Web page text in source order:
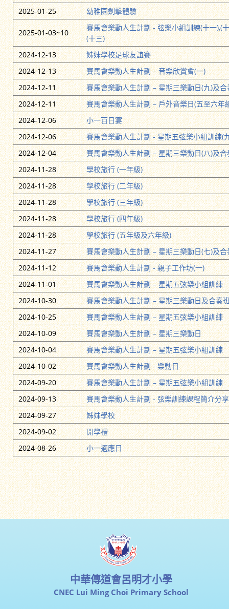
2025-01-25
幼稚園劍擊體驗
2025-01-03~10
賽馬會樂動人生計劃 - 弦樂小組訓練(十一),(
(十三)
2024-12-13
姊妹學校足球友誼賽
2024-12-13
賽馬會樂動人生計劃 – 音樂欣賞會(一)
2024-12-11
賽馬會樂動人生計劃 – 星期三樂動日(九)及合
2024-12-11
賽馬會樂動人生計劃 – 戶外音樂日(五至六年
2024-12-06
小一百日宴
2024-12-06
賽馬會樂動人生計劃 - 星期五弦樂小組訓練(
2024-12-04
賽馬會樂動人生計劃 – 星期三樂動日(八)及合
2024-11-28
學校旅行 (一年級)
2024-11-28
學校旅行 (二年級)
2024-11-28
學校旅行 (三年級)
2024-11-28
學校旅行 (四年級)
2024-11-28
學校旅行 (五年級及六年級)
2024-11-27
賽馬會樂動人生計劃 – 星期三樂動日(七)及合
2024-11-12
賽馬會樂動人生計劃 - 親子工作坊(一)
2024-11-01
賽馬會樂動人生計劃 – 星期五弦樂小組訓練
2024-10-30
賽馬會樂動人生計劃 – 星期三樂動日及合奏
2024-10-25
賽馬會樂動人生計劃 – 星期五弦樂小組訓練
2024-10-09
賽馬會樂動人生計劃 – 星期三樂動日
2024-10-04
賽馬會樂動人生計劃 – 星期五弦樂小組訓練
2024-10-02
賽馬會樂動人生計劃 - 樂動日
2024-09-20
賽馬會樂動人生計劃 – 星期五弦樂小組訓練
2024-09-13
賽馬會樂動人生計劃 - 弦樂訓練課程簡介分
2024-09-27
姊妹學校
2024-09-02
開學禮
2024-08-26
小一適應日
中華傳道會呂明才小學
CNEC Lui Ming Choi Primary School